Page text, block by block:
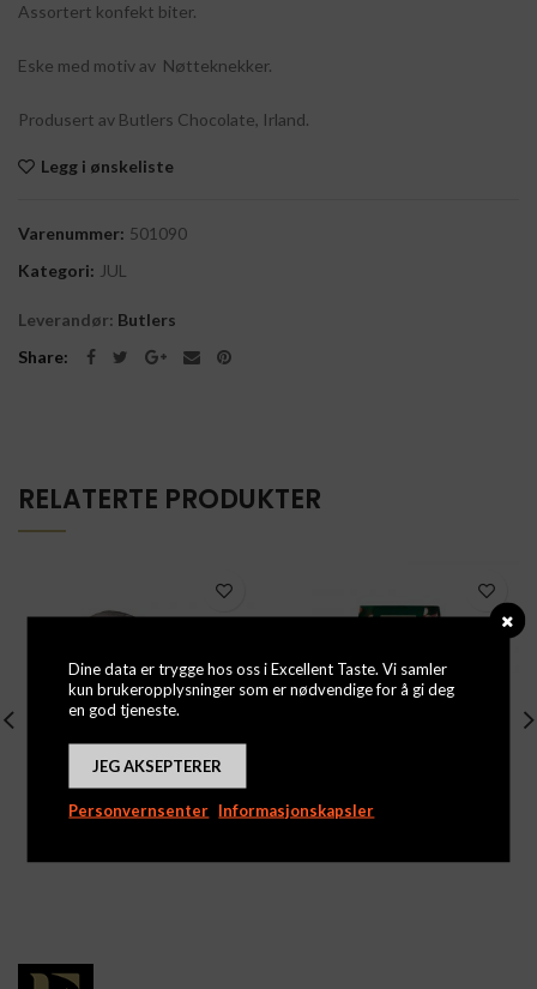
Assortert konfekt biter.
Eske med motiv av Nøtteknekker.
Produsert av Butlers Chocolate, Irland.
Legg i ønskeliste
Varenummer: 501090
Kategori: JUL
Leverandør: Butlers
Share
RELATERTE PRODUKTER
Juliet Brente Mandler
Dine data er trygge hos oss i Excellent Taste. Vi samler
kun brukeropplysninger som er nødvendige for å gi deg
en god tjeneste.
JEG AKSEPTERER
Personvernsenter Informasjonskapsler